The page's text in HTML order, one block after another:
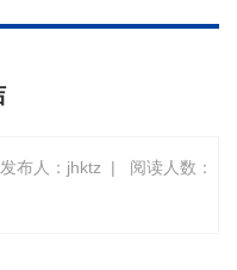
发布人：jhktz | 阅读人数：